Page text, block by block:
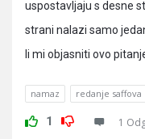
uspostavljaju s desne
strani nalazi samo
li mi objasniti ovo
namaz redanje saffova
1 1